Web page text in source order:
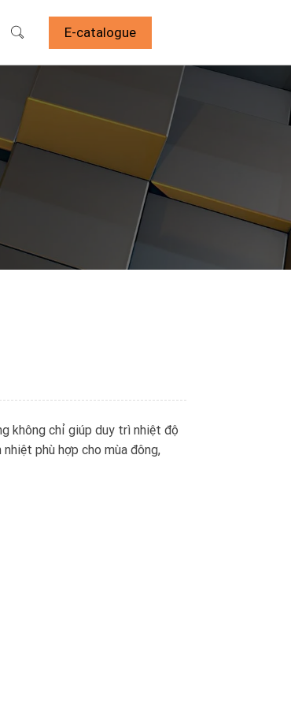
E-catalogue
không chỉ giúp duy trì nhiệt độ
phù hợp cho mùa đông,